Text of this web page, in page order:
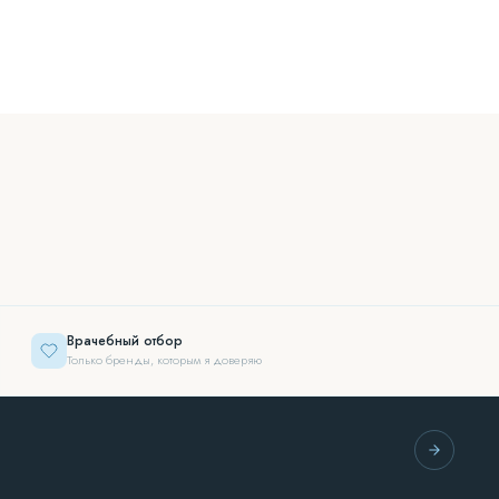
Врачебный отбор
Только бренды, которым я доверяю